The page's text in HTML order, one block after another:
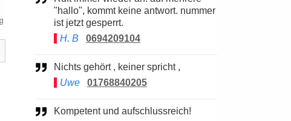
"hallo", kommt keine antwort. nummer
ist jetzt gesperrt.
H. B
0694209104
Nichts gehört , keiner spricht ,
Uwe
01768840205
Kompetent und aufschlussreich!